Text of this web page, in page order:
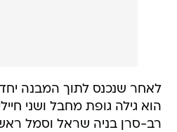
לאחר שנכנס לתוך המבנה
הוא גילה גופת מחבל ושני
רב-סרן בניה שראל וסמל